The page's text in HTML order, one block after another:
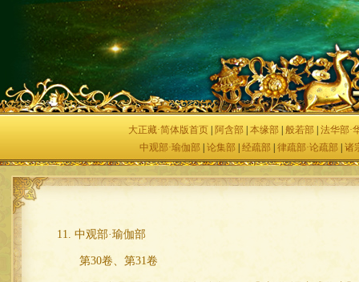
大正藏·简体版首页 阿含部 本缘部 般若部 法华部·
中观部·瑜伽部 论集部 经疏部 律疏部·论疏部 诸
11. 中观部·瑜伽部
第30卷、第31卷